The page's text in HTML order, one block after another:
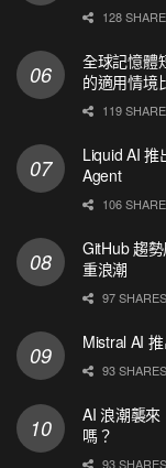
128
全球記憶體
的適用情境
119
Liquid AI
Agent
106
GitHub 趨
重浪潮
97 SHARES
Mistral AI
93 SHARES
AI 浪潮襲
嗎？
93 SHARES